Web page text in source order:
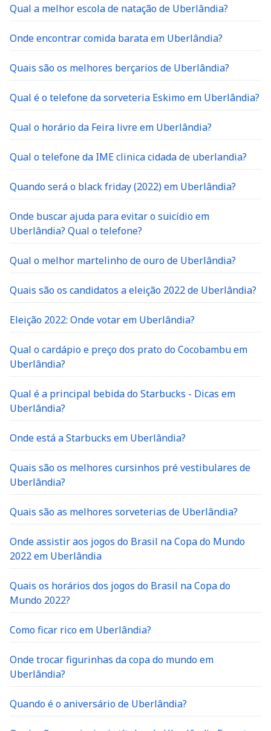
Qual a melhor escola de natação de Uberlândia?
Onde encontrar comida barata em Uberlândia?
Quais são os melhores berçarios de Uberlândia?
Qual é o telefone da sorveteria Eskimo em Uberlândia?
Qual o horário da Feira livre em Uberlândia?
Qual o telefone da IME clinica cidada de uberlandia?
Quando será o black friday (2022) em Uberlândia?
Onde buscar ajuda para evitar o suicídio em
Uberlândia? Qual o telefone?
Qual o melhor martelinho de ouro de Uberlândia?
Quais são os candidatos a eleição 2022 de Uberlândia?
Eleição 2022: Onde votar em Uberlândia?
Qual o cardápio e preço dos prato do Cocobambu em
Uberlândia?
Qual é a principal bebida do Starbucks - Dicas em
Uberlândia?
Onde está a Starbucks em Uberlândia?
Quais são os melhores cursinhos pré vestibulares de
Uberlândia?
Quais são as melhores sorveterias de Uberlândia?
Onde assistir aos jogos do Brasil na Copa do Mundo
2022 em Uberlândia
Quais os horários dos jogos do Brasil na Copa do
Mundo 2022?
Como ficar rico em Uberlândia?
Onde trocar figurinhas da copa do mundo em
Uberlândia?
Quando é o aniversário de Uberlândia?